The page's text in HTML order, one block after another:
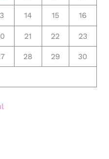
14 15 16
21 22 23
28 29 30